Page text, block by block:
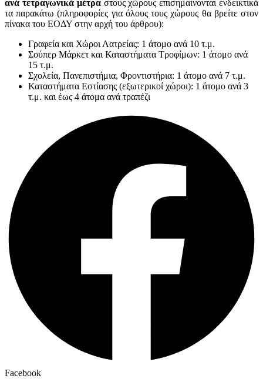
ανά τετραγωνικά μέτραστους χώρους επισημαίνονται ενδεικτικά
τα παρακάτω (πληροφορίες για όλους τους χώρους θα βρείτε στον
πίνακα του ΕΟΔΥ στην αρχή του άρθρου):
Γραφεία και Χώροι Λατρείας: 1 άτομο ανά 10 τ.μ.
Σούπερ Μάρκετ και Καταστήματα Τροφίμων: 1 άτομο ανά
15 τ.μ.
Σχολεία, Πανεπιστήμια, Φροντιστήρια: 1 άτομο ανά 7 τ.μ.
Καταστήματα Εστίασης (εξωτερικοί χώροι): 1 άτομο ανά 3
τ.μ. και έως 4 άτομα ανά τραπέζι
Facebook